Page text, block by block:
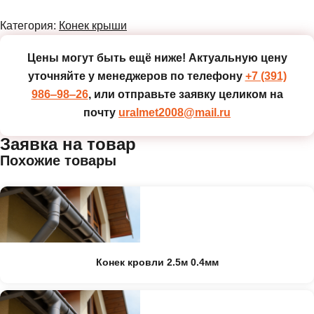
Категория: Конек крыши
Цены могут быть ещё ниже! Актуальную цену
уточняйте у менеджеров по телефону +7 (391)
986‒98‒26, или отправьте заявку целиком на
почту uralmet2008@mail.ru
Заявка на товар
Похожие товары
Конек кровли 2.5м 0.4мм